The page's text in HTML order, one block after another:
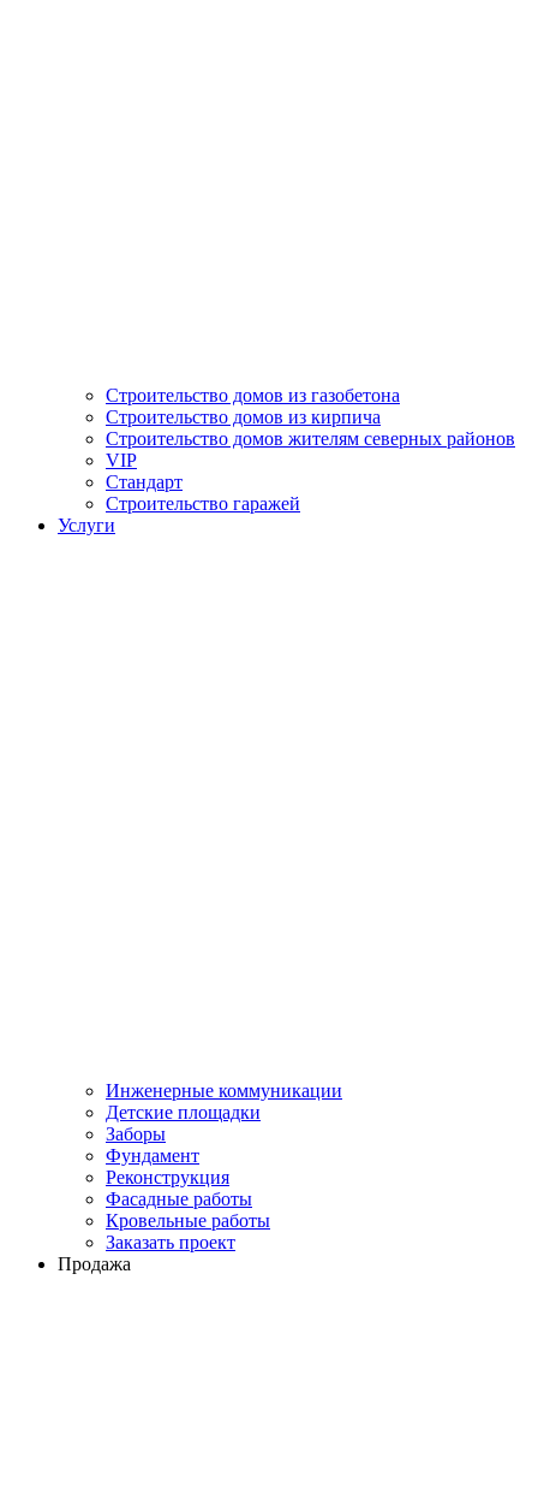
Строительство домов из газобетона
Строительство домов из кирпича
Строительство домов жителям северных районов
VIP
Стандарт
Строительство гаражей
Услуги
Инженерные коммуникации
Детские площадки
Заборы
Фундамент
Реконструкция
Фасадные работы
Кровельные работы
Заказать проект
Продажа